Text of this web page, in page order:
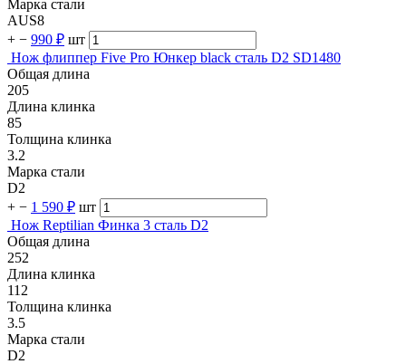
Марка стали
AUS8
+ − 990 ₽ шт
Нож флиппер Five Pro Юнкер black сталь D2 SD1480
Общая длина
205
Длина клинка
85
Толщина клинка
3.2
Марка стали
D2
+ − 1 590 ₽ шт
Нож Reptilian Финка 3 сталь D2
Общая длина
252
Длина клинка
112
Толщина клинка
3.5
Марка стали
D2